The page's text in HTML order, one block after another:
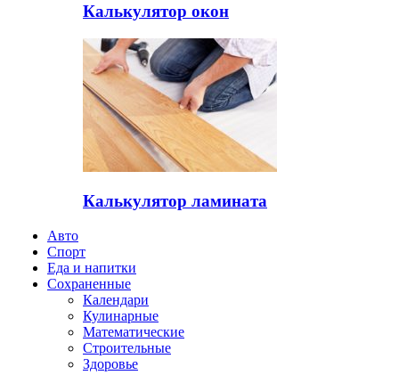
Калькулятор окон
Калькулятор ламината
Авто
Спорт
Еда и напитки
Сохраненные
Календари
Кулинарные
Математические
Строительные
Здоровье